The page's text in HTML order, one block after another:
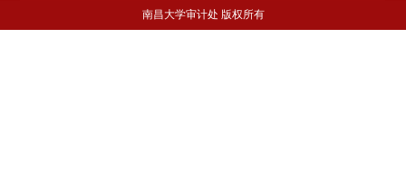
南昌大学审计处 版权所有